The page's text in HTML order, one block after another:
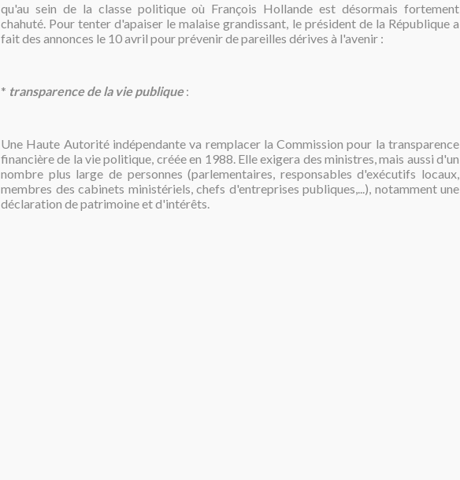
qu'au sein de la classe politique où François Hollande est désormais fortement
chahuté. Pour tenter d'apaiser le malaise grandissant, le président de la République a
fait des annonces le 10 avril pour prévenir de pareilles dérives à l'avenir :
* transparence de la vie publique:
Une Haute Autorité indépendante va remplacer la Commission pour la transparence
financière de la vie politique, créée en 1988. Elle exigera des ministres, mais aussi d'un
nombre plus large de personnes (parlementaires, responsables d'exécutifs locaux,
membres des cabinets ministériels, chefs d'entreprises publiques,...), notamment une
déclaration de patrimoine et d'intérêts.